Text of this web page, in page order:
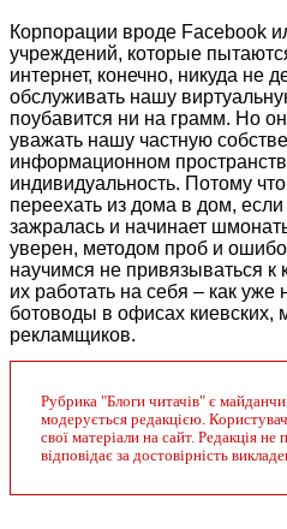
Корпорации вроде Facebook
учреждений, которые
интернет, конечно, никуда не
обслуживать нашу
поубавится ни на грамм. Но
уважать нашу частную
информационном
индивидуальность. Потому
переехать из дома в дом,
зажралась и начинает
уверен, методом проб и
научимся не привязываться к
их работать на себя – как уже
ботоводы в офисах киевских,
рекламщиков.
Рубрика "Блоги читачів" є
модерується редакцією.
свої матеріали на сайт. Редакція не
відповідає за достовірність